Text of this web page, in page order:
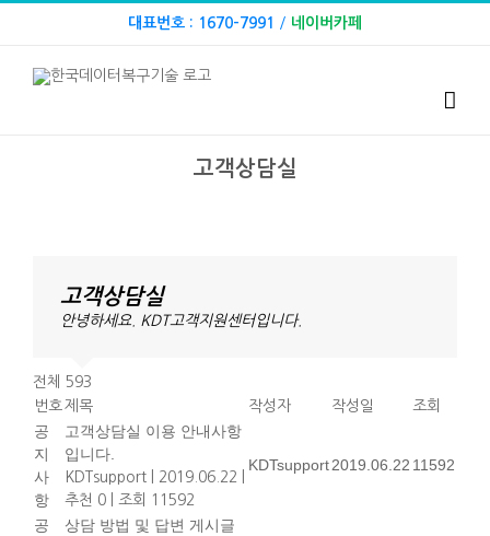
대표번호 : 1670-7991 / 네이버카페
고객상담실
고객상담실
안녕하세요. KDT고객지원센터입니다.
전체 593
번호 제목 작성자 작성일 조회
공
지
사
항
고객상담실 이용 안내사항
입니다.
KDTsupport 2019.06.22
추천 0
조회 11592
KDTsupport2019.06.22 11592
공
상담 방법 및 답변 게시글